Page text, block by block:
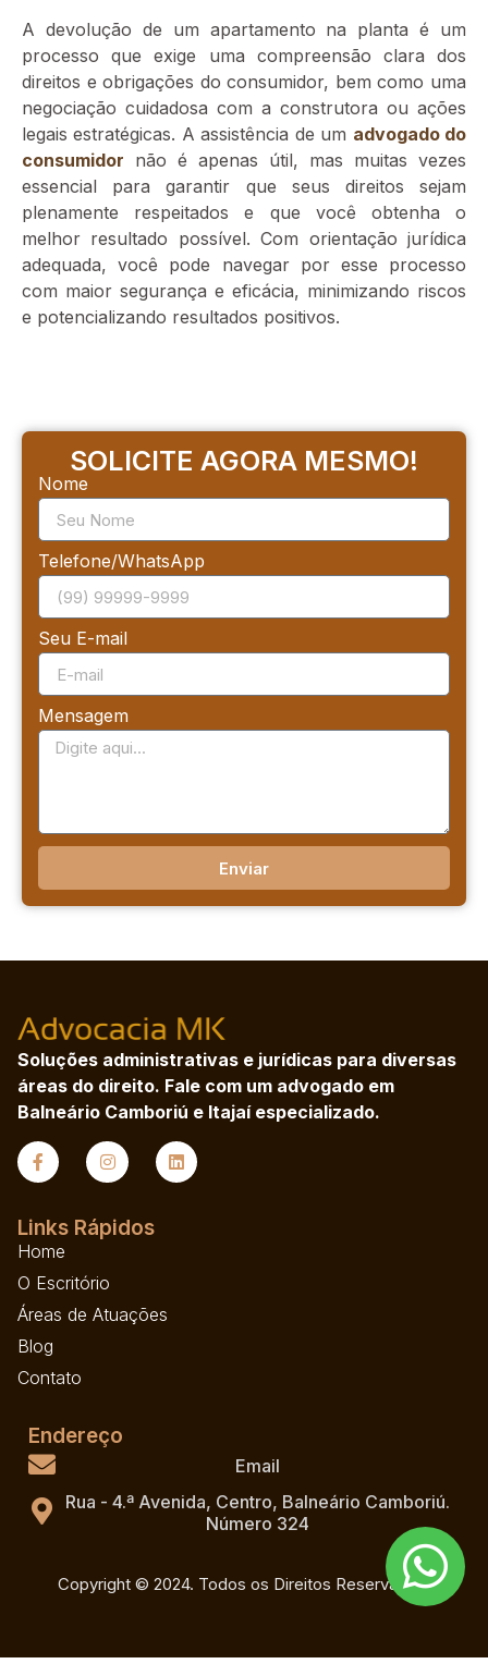
A devolução de um apartamento na planta é um
processo que exige uma compreensão clara dos
direitos e obrigações do consumidor, bem como uma
negociação cuidadosa com a construtora ou ações
legais estratégicas. A assistência de um advogado do
consumidor não é apenas útil, mas muitas vezes
essencial para garantir que seus direitos sejam
plenamente respeitados e que você obtenha o
melhor resultado possível. Com orientação jurídica
adequada, você pode navegar por esse processo
com maior segurança e eficácia, minimizando riscos
e potencializando resultados positivos.
SOLICITE AGORA MESMO!
Nome
Telefone/WhatsApp
Seu E-mail
Mensagem
Enviar
Soluções administrativas e jurídicas para diversas
áreas do direito. Fale com um advogado em
Balneário Camboriú e Itajaí especializado.
Links Rápidos
Home
O Escritório
Áreas de Atuações
Blog
Contato
Endereço
Email
Rua - 4.ª Avenida, Centro, Balneário Camboriú.
Número 324
Copyright © 2024. Todos os Direitos Reservados.